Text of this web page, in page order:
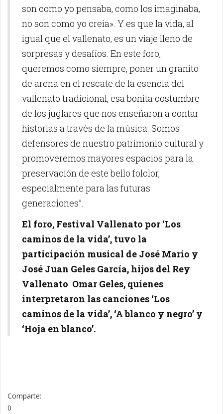
son como yo pensaba, como los imaginaba,
no son como yo creía». Y es que la vida, al
igual que el vallenato, es un viaje lleno de
sorpresas y desafíos. En este foro,
queremos como siempre, poner un granito
de arena en el rescate de la esencia del
vallenato tradicional, esa bonita costumbre
de los juglares que nos enseñaron a contar
historias a través de la música. Somos
defensores de nuestro patrimonio cultural y
promoveremos mayores espacios para la
preservación de este bello folclor,
especialmente para las futuras
generaciones”.
El foro, Festival Vallenato por ‘Los
caminos de la vida’, tuvo la
participación musical de José Mario y
José Juan Geles García, hijos del Rey
Vallenato Omar Geles, quienes
interpretaron las canciones ‘Los
caminos de la vida’, ‘A blanco y negro’ y
‘Hoja en blanco’.
Comparte:
0